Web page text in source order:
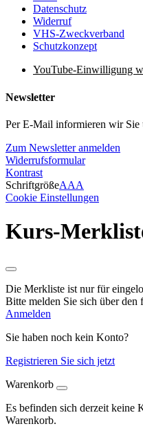
Datenschutz
Widerruf
VHS-Zweckverband
Schutzkonzept
YouTube-Einwilligung
Newsletter
Per E-Mail informieren wir Sie
Zum Newsletter anmelden
Widerrufsformular
Kontrast
SchriftgrößeAAA
Cookie Einstellungen
Kurs-
Die Merkliste ist nur für
Bitte melden Sie sich über den
Anmelden
Sie haben noch kein Konto?
Registrieren Sie sich jetzt
Warenkorb
Es befinden sich derzeit keine
Warenkorb.